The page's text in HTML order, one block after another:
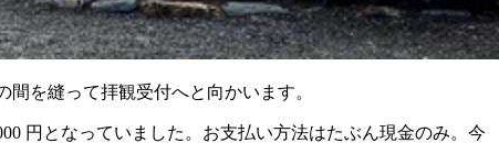
を縫って拝観受付へと向かいます。
円となっていました。お支払い方法はたぶん現金のみ。今